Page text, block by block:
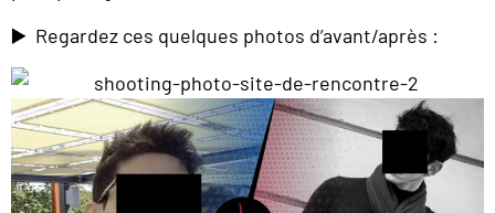
▶️ Regardez ces quelques photos d’avant/après :